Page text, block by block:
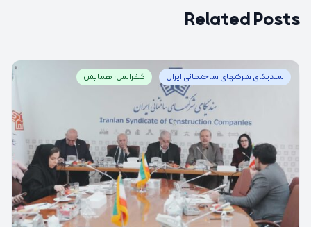
Related Posts
سندیکای شرکتهای ساختمانی ایران کنفرانس، همایش